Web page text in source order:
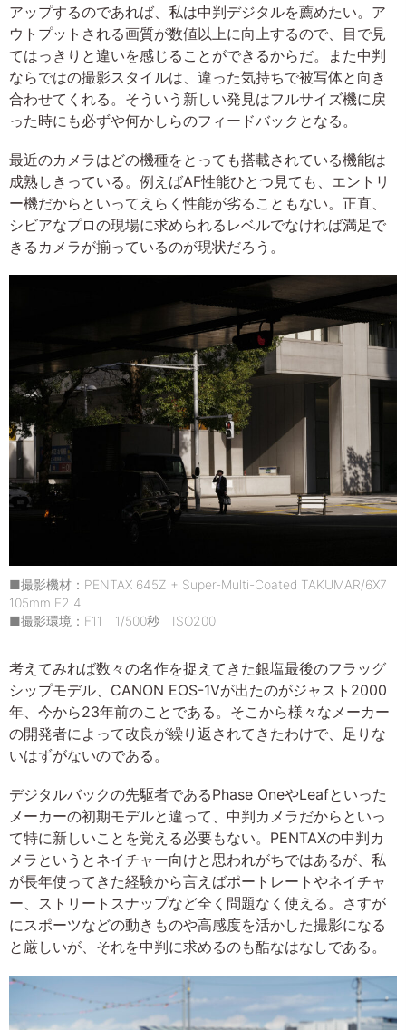
アップするのであれば、私は中判デジタルを薦めたい。ア
ウトプットされる画質が数値以上に向上するので、目で見
てはっきりと違いを感じることができるからだ。また中判
ならではの撮影スタイルは、違った気持ちで被写体と向き
合わせてくれる。そういう新しい発見はフルサイズ機に戻
った時にも必ずや何かしらのフィードバックとなる。
最近のカメラはどの機種をとっても搭載されている機能は
成熟しきっている。例えばAF性能ひとつ見ても、エントリ
ー機だからといってえらく性能が劣ることもない。正直、
シビアなプロの現場に求められるレベルでなければ満足で
きるカメラが揃っているのが現状だろう。
■撮影機材：PENTAX 645Z + Super-Multi-Coated TAKUMAR/6X7
105mm F2.4
■撮影環境：F11 1/500秒 ISO200
考えてみれば数々の名作を捉えてきた銀塩最後のフラッグ
シップモデル、CANON EOS-1Vが出たのがジャスト2000
年、今から23年前のことである。そこから様々なメーカー
の開発者によって改良が繰り返されてきたわけで、足りな
いはずがないのである。
デジタルバックの先駆者であるPhase OneやLeafといった
メーカーの初期モデルと違って、中判カメラだからといっ
て特に新しいことを覚える必要もない。PENTAXの中判カ
メラというとネイチャー向けと思われがちではあるが、私
が長年使ってきた経験から言えばポートレートやネイチャ
ー、ストリートスナップなど全く問題なく使える。さすが
にスポーツなどの動きものや高感度を活かした撮影になる
と厳しいが、それを中判に求めるのも酷なはなしである。